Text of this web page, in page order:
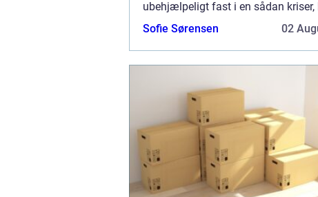
ubehjælpeligt fast i en sådan kriser,
godt få brug for hjælp til at k...
Sofie Sørensen 02